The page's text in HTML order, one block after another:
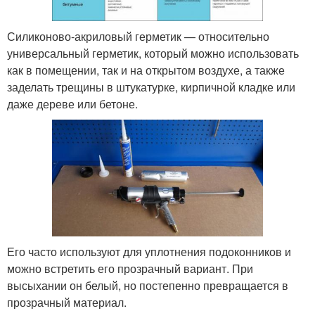
Силиконово-акриловый герметик — относительно
универсальный герметик, который можно использовать
как в помещении, так и на открытом воздухе, а также
заделать трещины в штукатурке, кирпичной кладке или
даже дереве или бетоне.
Его часто используют для уплотнения подоконников и
можно встретить его прозрачный вариант. При
высыхании он белый, но постепенно превращается в
прозрачный материал.